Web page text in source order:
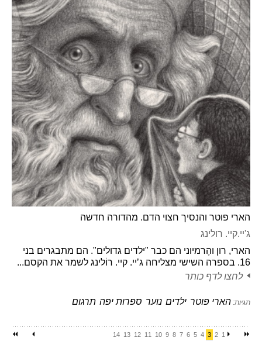
הארי פוטר והנסיך חצוי הדם. מהדורה חדשה
ג'יי.קיי. רולינג
הארי, רון והֶרמיוני הם כבר "ילדים גדולים". הם מתבגרים בני
16. בספרה השישי מצליחה ג’יי. קיי. רוֹלינג לשמר את הקסם...
לחצו לדף כותר
תגיות: הארי פוטר ילדים נוער ספרות יפה תרגום
1
2
3
4
5
6
7
8
9
10
11
12
13
14